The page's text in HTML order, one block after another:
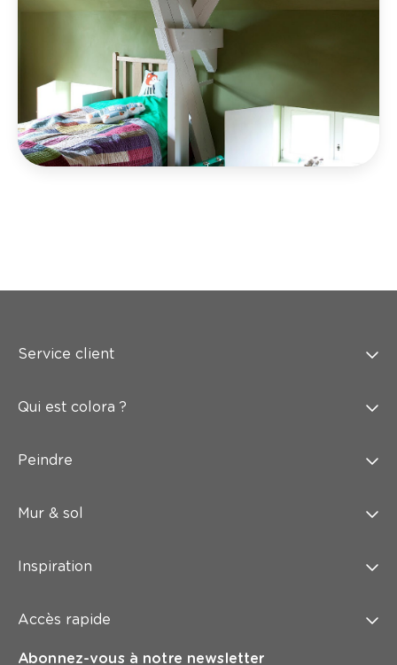
Service client
Qui est colora ?
Peindre
Mur & sol
Inspiration
Accès rapide
Abonnez-vous à notre newsletter